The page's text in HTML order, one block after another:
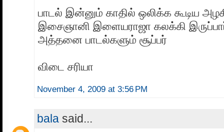
பாடல் இன்னும் காதில் ஒலிக்க கூடிய
இசைஞானி இளையராஜா கலக்கி
அத்தனை பாடல்களும் சூப்பர்
விடை சரியா
November 4, 2009 at 3:56 PM
bala said...